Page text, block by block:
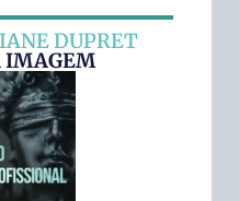
DUPRET
IMAGEM